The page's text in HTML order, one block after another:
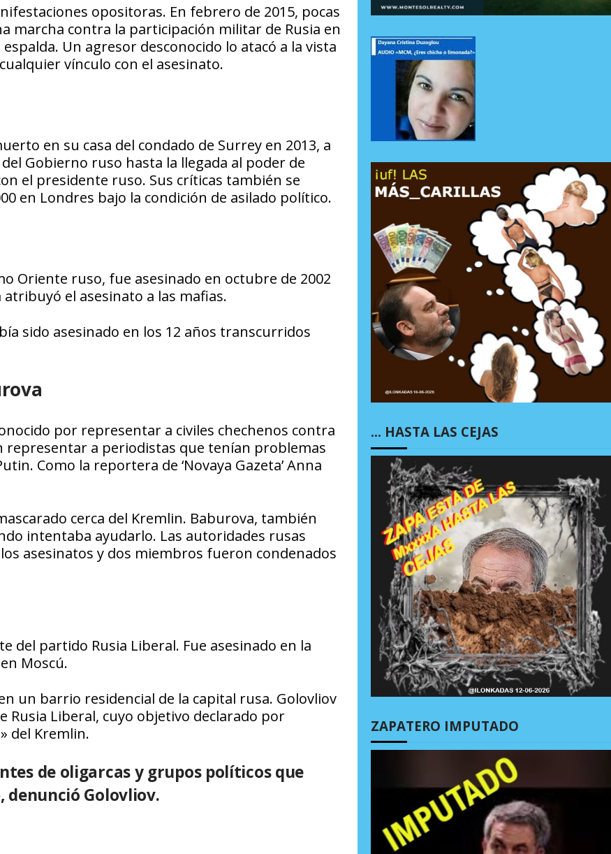
opositoras. En febrero de 2015, pocas
marcha contra la participación militar de Rusia en
Un agresor desconocido lo atacó a la vista
vínculo con el asesinato.
en su casa del condado de Surrey en 2013, a
Gobierno ruso hasta la llegada al poder de
el presidente ruso. Sus críticas también se
en Londres bajo la condición de asilado político.
Oriente ruso, fue asesinado en octubre de 2002
el asesinato a las mafias.
sido asesinado en los 12 años transcurridos
por representar a civiles chechenos contra
representar a periodistas que tenían problemas
Como la reportera de ‘Novaya Gazeta’ Anna
cerca del Kremlin. Baburova, también
intentaba ayudarlo. Las autoridades rusas
asesinatos y dos miembros fueron condenados
del partido Rusia Liberal. Fue asesinado en la
Moscú.
un barrio residencial de la capital rusa. Golovliov
Liberal, cuyo objetivo declarado por
del Kremlin.
de oligarcas y grupos políticos que
denunció Golovliov.
… HASTA LAS CEJAS
ZAPATERO IMPUTADO